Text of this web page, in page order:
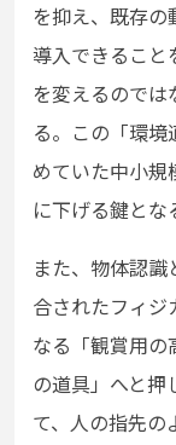
を抑え、既存
導入できること
を変えるので
る。この「環
めていた中小規
に下げる鍵とな
また、物体認
合されたフィジ
なる「観賞用
の道具」へと
て、人の指先の